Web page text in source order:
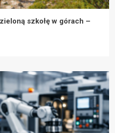
szkołę w górach –